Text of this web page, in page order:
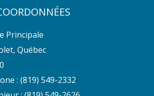
Principale
Québec
: (819) 549-2332